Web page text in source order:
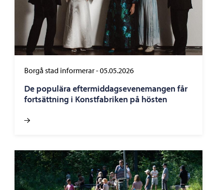
Borgå stad informerar-05.05.2026
De populära eftermiddagsevenemangen får
fortsättning i Konstfabriken på hösten